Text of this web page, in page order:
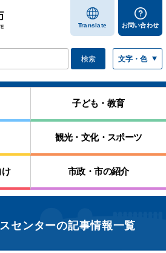
Translate お問い合わせ
検索 文字・色
子ども・教育
観光・文化・スポーツ
け 市政・市の紹介
センターの記事情報一覧